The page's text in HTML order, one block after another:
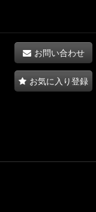
お問い合わせ
お気に入り登録